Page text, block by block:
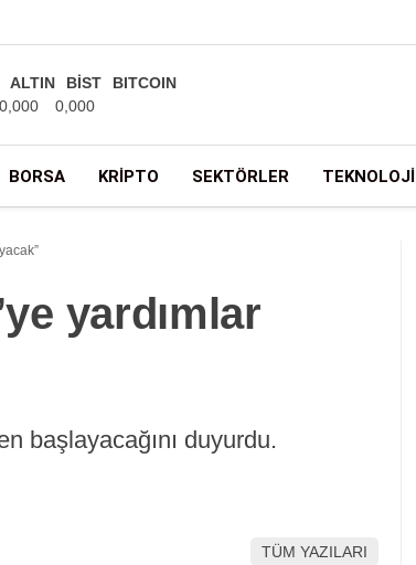
ALTIN
0,000
BİST
0,000
BITCOIN
BORSA KRIPTO SEKTÖRLER TEKNOLOJI
yardımlar
başlayacağını duyurdu.
TÜM YAZILARI